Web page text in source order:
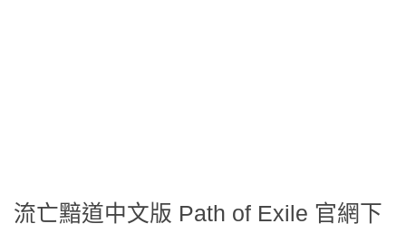
流亡黯道中文版 Path of Exile 官網下